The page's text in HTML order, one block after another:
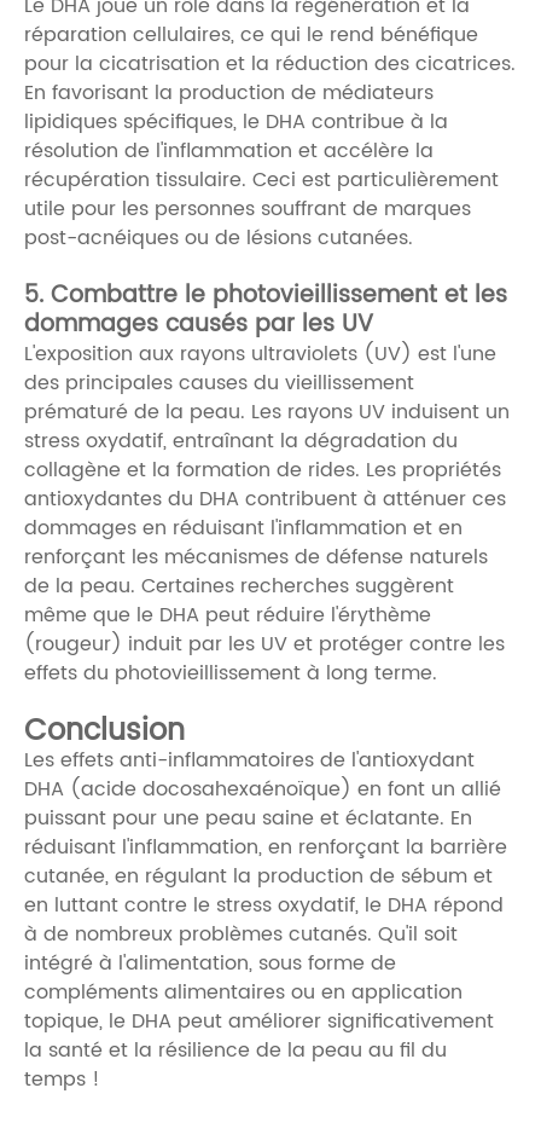
réparation cellulaires, ce qui le rend bénéfique
pour la cicatrisation et la réduction des cicatrices.
En favorisant la production de médiateurs
lipidiques spécifiques, le DHA contribue à la
résolution de l'inflammation et accélère la
récupération tissulaire. Ceci est particulièrement
utile pour les personnes souffrant de marques
post-acnéiques ou de lésions cutanées.
5. Combattre le photovieillissement et les
dommages causés par les UV
L'exposition aux rayons ultraviolets (UV) est l'une
des principales causes du vieillissement
prématuré de la peau. Les rayons UV induisent un
stress oxydatif, entraînant la dégradation du
collagène et la formation de rides. Les propriétés
antioxydantes du DHA contribuent à atténuer ces
dommages en réduisant l'inflammation et en
renforçant les mécanismes de défense naturels
de la peau. Certaines recherches suggèrent
même que le DHA peut réduire l'érythème
(rougeur) induit par les UV et protéger contre les
effets du photovieillissement à long terme.
Conclusion
Les effets anti-inflammatoires de l'antioxydant
DHA (acide docosahexaénoïque) en font un allié
puissant pour une peau saine et éclatante. En
réduisant l'inflammation, en renforçant la barrière
cutanée, en régulant la production de sébum et
en luttant contre le stress oxydatif, le DHA répond
à de nombreux problèmes cutanés. Qu'il soit
intégré à l'alimentation, sous forme de
compléments alimentaires ou en application
topique, le DHA peut améliorer significativement
la santé et la résilience de la peau au fil du
temps !